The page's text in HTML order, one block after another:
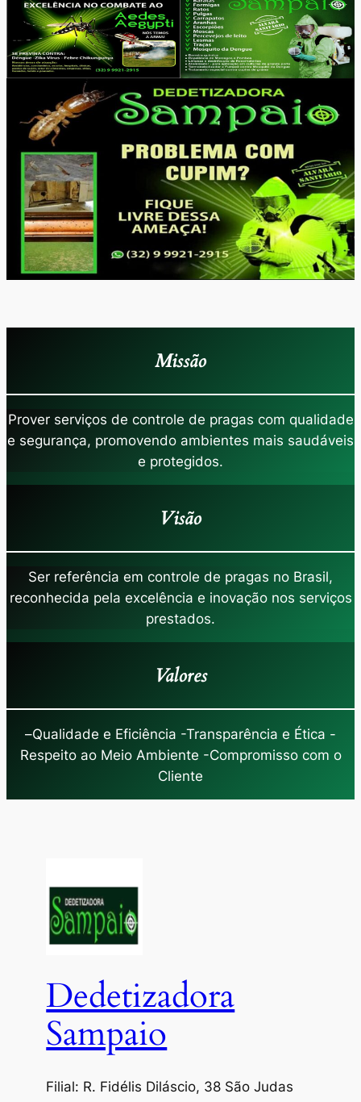
Missão
Prover serviços de controle de pragas com qualidade
e segurança, promovendo ambientes mais saudáveis
e protegidos.
Visão
Ser referência em controle de pragas no Brasil,
reconhecida pela excelência e inovação nos serviços
prestados.
Valores
–Qualidade e Eficiência -Transparência e Ética -
Respeito ao Meio Ambiente -Compromisso com o
Cliente
Dedetizadora
Sampaio
Filial: R. Fidélis Diláscio, 38 São Judas